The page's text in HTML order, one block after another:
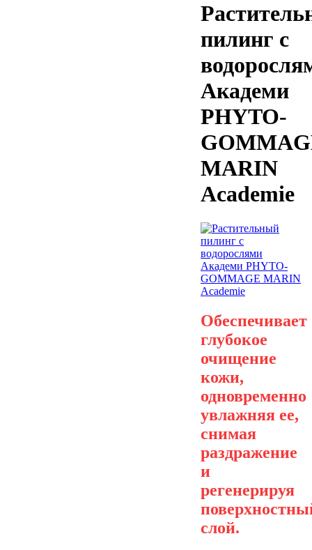
пилинг с
Академи
PHYTO-
MARIN
Academie
Обеспечивает
глубокое
очищение
кожи,
одновременно
увлажняя ее,
снимая
раздражение
и
регенерируя
слой.